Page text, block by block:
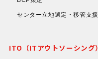
センター立地選定・移管支援
ITO（ITアウトソーシング）